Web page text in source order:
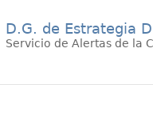
D.G. de Estrategia
Servicio de Alertas de la